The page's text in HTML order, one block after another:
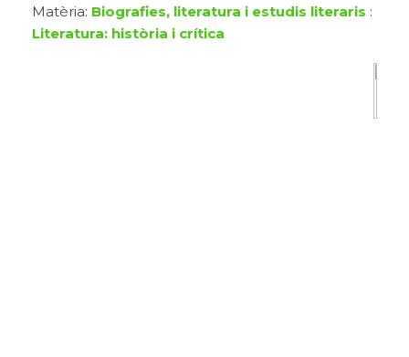
Matèria: Biografies, literatura i estudis literaris :
Literatura: història i crítica